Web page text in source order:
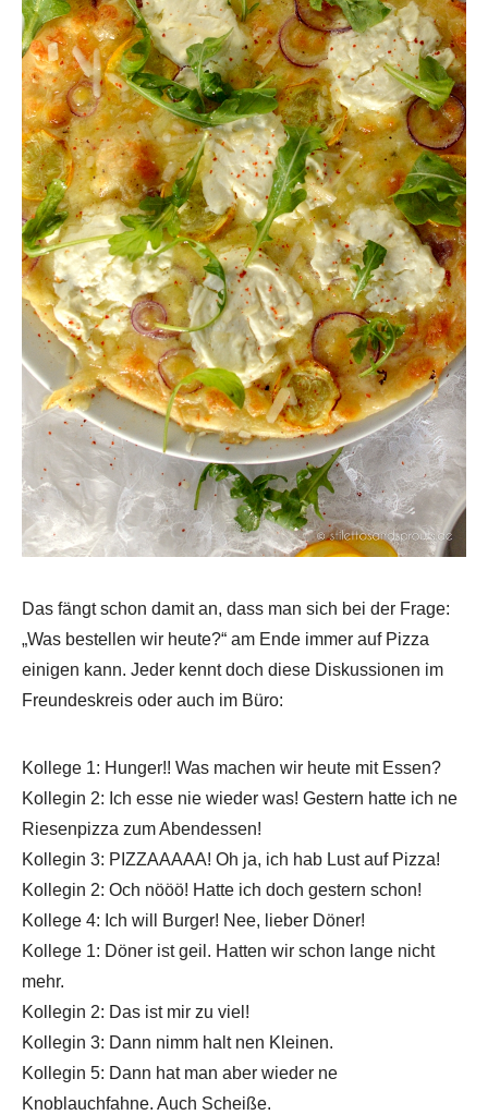
Das fängt schon damit an, dass man sich bei der Frage:
„Was bestellen wir heute?“ am Ende immer auf Pizza
einigen kann. Jeder kennt doch diese Diskussionen im
Freundeskreis oder auch im Büro:
Kollege 1: Hunger!! Was machen wir heute mit Essen?
Kollegin 2: Ich esse nie wieder was! Gestern hatte ich ne
Riesenpizza zum Abendessen!
Kollegin 3: PIZZAAAAA! Oh ja, ich hab Lust auf Pizza!
Kollegin 2: Och nööö! Hatte ich doch gestern schon!
Kollege 4: Ich will Burger! Nee, lieber Döner!
Kollege 1: Döner ist geil. Hatten wir schon lange nicht
mehr.
Kollegin 2: Das ist mir zu viel!
Kollegin 3: Dann nimm halt nen Kleinen.
Kollegin 5: Dann hat man aber wieder ne
Knoblauchfahne. Auch Scheiße.